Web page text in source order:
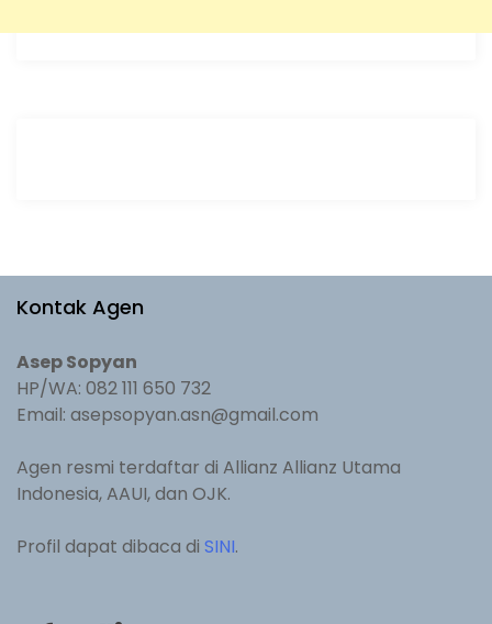
Kontak Agen
Asep Sopyan
HP/WA: 082 111 650 732
Email: asepsopyan.asn@gmail.com
Agen resmi terdaftar di Allianz Allianz Utama
Indonesia, AAUI, dan OJK.
Profil dapat dibaca di SINI.